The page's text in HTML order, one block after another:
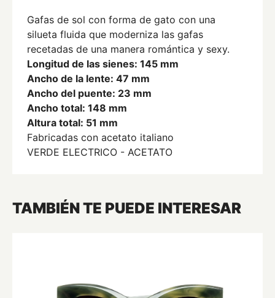
Gafas de sol con forma de gato con una
silueta fluida que moderniza las gafas
recetadas de una manera romántica y sexy.
Longitud de las sienes: 145 mm
Ancho de la lente: 47 mm
Ancho del puente: 23 mm
Ancho total: 148 mm
Altura total: 51 mm
Fabricadas con acetato italiano
VERDE ELECTRICO - ACETATO
TAMBIÉN TE PUEDE INTERESAR